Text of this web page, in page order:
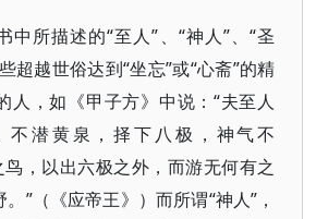
中所描述的“至人”、“神人”、“圣
超越世俗达到“坐忘”或“心斋”的精
人，如《甲子方》中说：“夫至人
不潜黄泉，择下八极，神气不
鸟，以出六极之外，而游无何有之
”（《应帝王》）而所谓“神人”，